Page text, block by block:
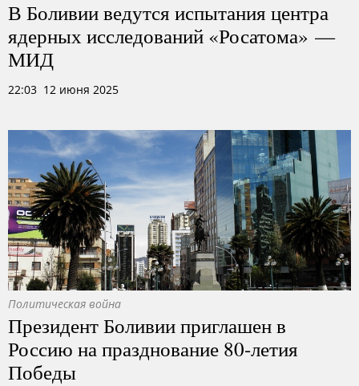
В Боливии ведутся испытания центра
ядерных исследований «Росатома» —
МИД
22:03 12 июня 2025
Политическая война
Президент Боливии приглашен в
Россию на празднование 80-летия
Победы